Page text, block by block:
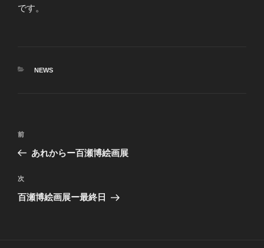
です。
カ
NEWS
投
ビ
ゲ
前
の
稿
前
あれからー百瀬博絵画展
次
の
次
百瀬博絵画展ー最終日